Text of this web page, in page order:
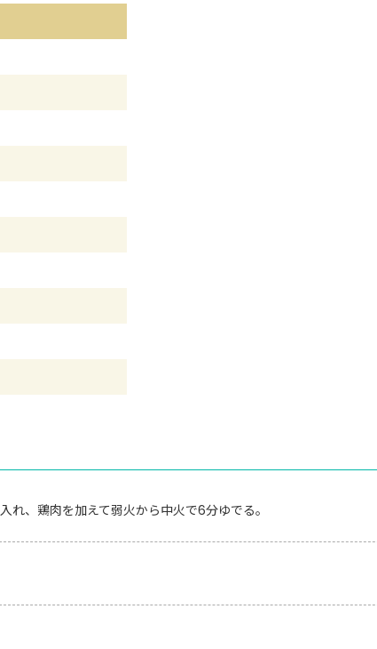
、鶏肉を加えて弱火から中火で6分ゆでる。